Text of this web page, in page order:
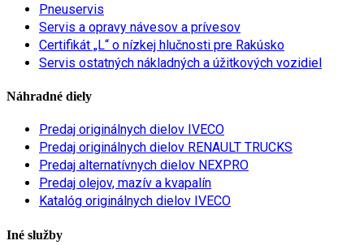
Pneuservis
Servis a opravy návesov a prívesov
Certifikát „L“ o nízkej hlučnosti pre Rakúsko
Servis ostatných nákladných a úžitkových vozidiel
Náhradné diely
Predaj originálnych dielov IVECO
Predaj originálnych dielov RENAULT TRUCKS
Predaj alternatívnych dielov NEXPRO
Predaj olejov, mazív a kvapalín
Katalóg originálnych dielov IVECO
Iné služby